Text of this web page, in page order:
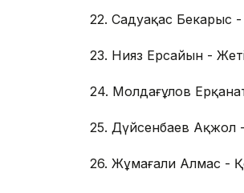
22. Садуақас Бекарыс
23. Нияз Ерсайын -
24. Молдағұлов
25. Дүйсенбаев Ақжол
26. Жұмағали Алмас -